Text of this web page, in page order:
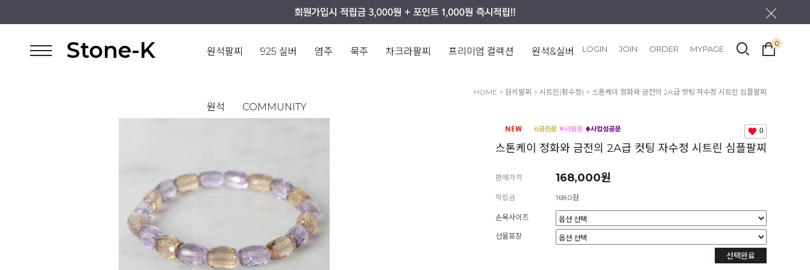
Stone-K 원석팔찌 925 실버 염주 묵주 차크라팔찌 프리미엄 컬렉션 원석&실버
원석 COMMUNITY
LOGIN JOIN ORDER MYPAGE
0
HOME > 원석팔찌 > 시트린(황수정) > 스톤케이 정화와 금전의 2A급 컷팅 자수정 시트린 심플팔찌
0
스톤케이 정화와 금전의 2A급 컷팅 자수정 시트린 심플팔찌
판매가격 168,000원
적립금 1680원
손목사이즈
선물포장
선택완료